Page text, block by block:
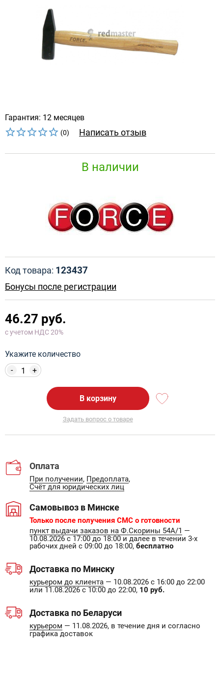
Гарантия: 12 месяцев
(0) Написать отзыв
В наличии
Код товара: 123437
Бонусы после регистрации
46.27 руб.
с учетом НДС 20%
Укажите количество
+
-
В корзину
Задать вопрос о товаре
Оплата
При получении, Предоплата,
Счёт для юридических лиц
Самовывоз в Минске
Только после получения СМС о готовности
пункт выдачи заказов на Ф.Скорины 54А/1 —
10.08.2026 с 17:00 до 18:00 и далее в течении 3-х
рабочих дней с 09:00 до 18:00, бесплатно
Доставка по Минску
курьером до клиента — 10.08.2026 с 16:00 до 22:00
или 11.08.2026 с 10:00 до 22:00, 10 руб.
Доставка по Беларуси
курьером — 11.08.2026, в течение дня и согласно
графика доставок